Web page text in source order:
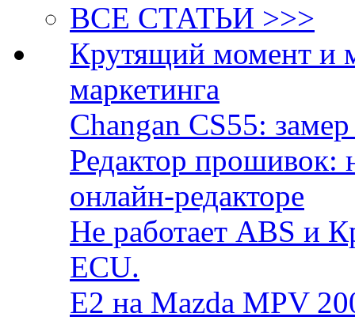
ВСЕ СТАТЬИ >>>
Крутящий момент и
маркетинга
Changan CS55:
Редактор прошивок:
онлайн-редакторе
Не работает ABS и
ECU.
E2 на Mazda MPV